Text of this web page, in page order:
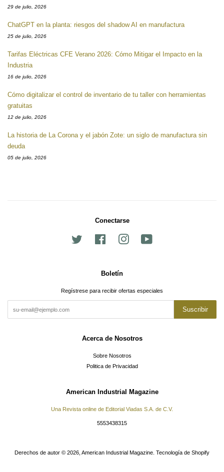
29 de julio, 2026
ChatGPT en la planta: riesgos del shadow AI en manufactura
25 de julio, 2026
Tarifas Eléctricas CFE Verano 2026: Cómo Mitigar el Impacto en la
Industria
16 de julio, 2026
Cómo digitalizar el control de inventario de tu taller con herramientas
gratuitas
12 de julio, 2026
La historia de La Corona y el jabón Zote: un siglo de manufactura sin
deuda
05 de julio, 2026
Conectarse
Facebook Instagram
Boletín
Regístrese para recibir ofertas especiales
Suscribir
Acerca de Nosotros
Sobre Nosotros
Politica de Privacidad
American Industrial Magazine
Una Revista online de Editorial Viadas S.A. de C.V.
5553438315
Derechos de autor © 2026, American Industrial Magazine Tecnología de Shopify